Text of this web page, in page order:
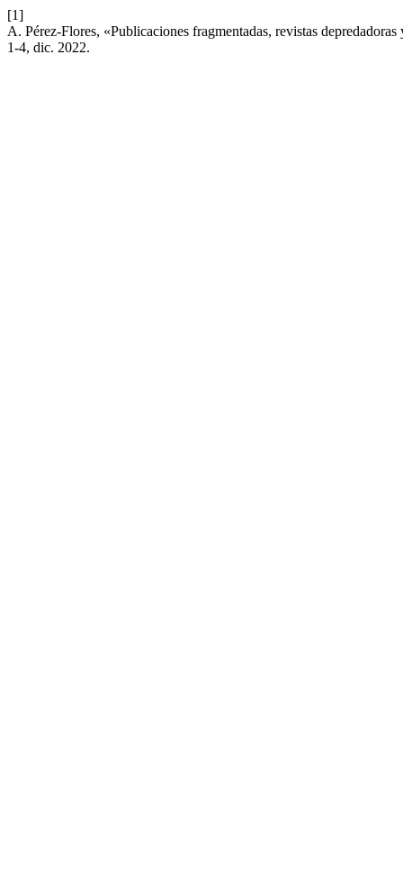
[1]
A. Pérez-Flores, «Publicaciones fragmentadas, revistas
1-4, dic. 2022.